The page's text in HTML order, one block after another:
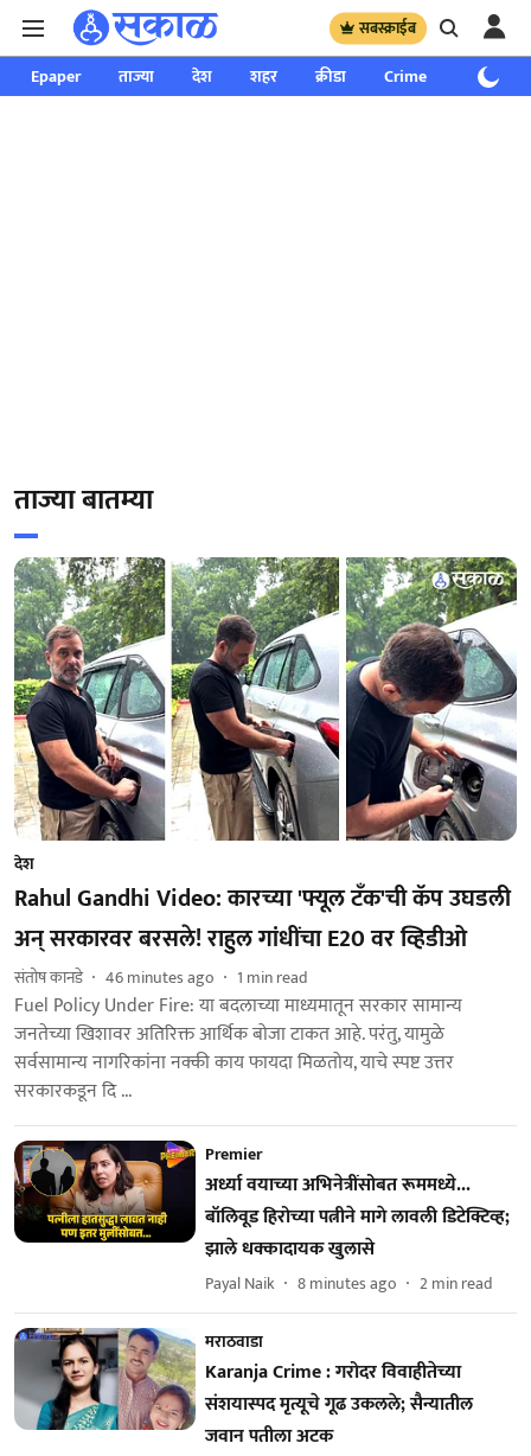
सबस्क्राईब
Epaper ताज्या देश शहर क्रीडा Crime साप्ताहिक
ताज्या बातम्या
देश
Rahul Gandhi Video: कारच्या 'फ्यूल टँक'ची कॅप उघडली
अन् सरकारवर बरसले! राहुल गांधींचा E20 वर व्हिडीओ
संतोष कानडे 46 minutes ago 1 min read
Fuel Policy Under Fire: या बदलाच्या माध्यमातून सरकार सामान्य
जनतेच्या खिशावर अतिरिक्त आर्थिक बोजा टाकत आहे. परंतु, यामुळे
सर्वसामान्य नागरिकांना नक्की काय फायदा मिळतोय, याचे स्पष्ट उत्तर
सरकारकडून दि ...
Premier
अर्ध्या वयाच्या अभिनेत्रींसोबत रूममध्ये...
बॉलिवूड हिरोच्या पत्नीने मागे लावली डिटेक्टिव्ह;
झाले धक्कादायक खुलासे
Payal Naik 8 minutes ago 2min read
मराठवाडा
Karanja Crime : गरोदर विवाहीतेच्या
संशयास्पद मृत्यूचे गूढ उकलले; सैन्यातील
जवान पतीला अटक